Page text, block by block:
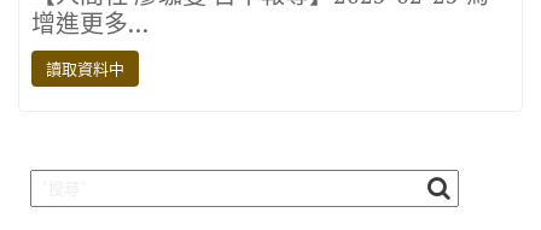
e
b
o
k
it
te
r
e e p
k
增進更多…
讀取資料中